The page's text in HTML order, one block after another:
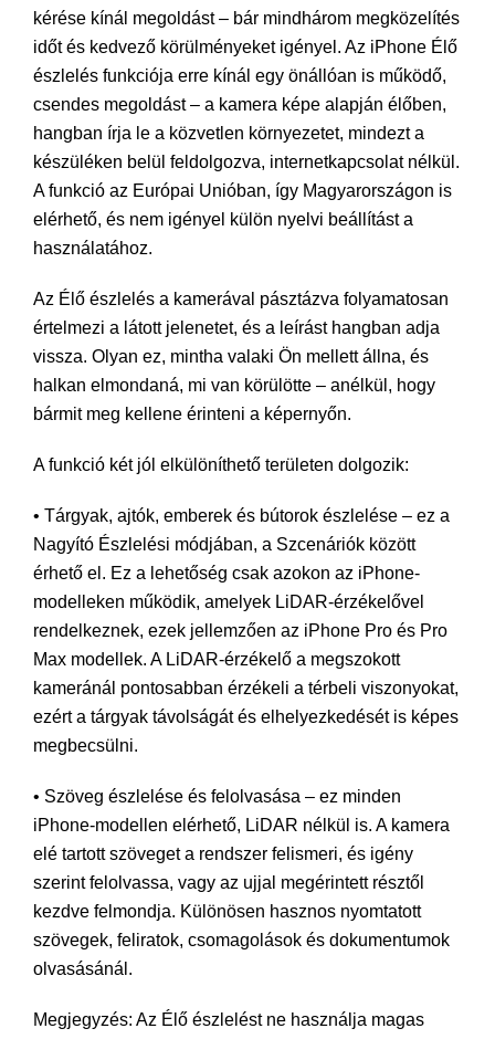
kérése kínál megoldást – bár mindhárom megközelítés
időt és kedvező körülményeket igényel. Az iPhone Élő
észlelés funkciója erre kínál egy önállóan is működő,
csendes megoldást – a kamera képe alapján élőben,
hangban írja le a közvetlen környezetet, mindezt a
készüléken belül feldolgozva, internetkapcsolat nélkül.
A funkció az Európai Unióban, így Magyarországon is
elérhető, és nem igényel külön nyelvi beállítást a
használatához.
Az Élő észlelés a kamerával pásztázva folyamatosan
értelmezi a látott jelenetet, és a leírást hangban adja
vissza. Olyan ez, mintha valaki Ön mellett állna, és
halkan elmondaná, mi van körülötte – anélkül, hogy
bármit meg kellene érinteni a képernyőn.
A funkció két jól elkülöníthető területen dolgozik:
• Tárgyak, ajtók, emberek és bútorok észlelése – ez a
Nagyító Észlelési módjában, a Szcenáriók között
érhető el. Ez a lehetőség csak azokon az iPhone-
modelleken működik, amelyek LiDAR-érzékelővel
rendelkeznek, ezek jellemzően az iPhone Pro és Pro
Max modellek. A LiDAR-érzékelő a megszokott
kameránál pontosabban érzékeli a térbeli viszonyokat,
ezért a tárgyak távolságát és elhelyezkedését is képes
megbecsülni.
• Szöveg észlelése és felolvasása – ez minden
iPhone-modellen elérhető, LiDAR nélkül is. A kamera
elé tartott szöveget a rendszer felismeri, és igény
szerint felolvassa, vagy az ujjal megérintett résztől
kezdve felmondja. Különösen hasznos nyomtatott
szövegek, feliratok, csomagolások és dokumentumok
olvasásánál.
Megjegyzés: Az Élő észlelést ne használja magas